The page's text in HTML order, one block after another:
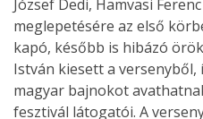
József Dedi, Hamvasi
meglepetésére az első
kapó, később is hibázó
István kiesett a
magyar bajnokot
fesztivál látogatói. A